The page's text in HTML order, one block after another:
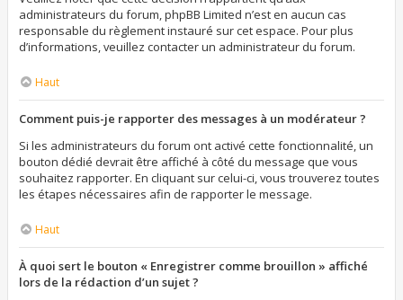
administrateurs du forum, phpBB Limited n’est en aucun cas
responsable du règlement instauré sur cet espace. Pour plus
d’informations, veuillez contacter un administrateur du forum.
Haut
Comment puis-je rapporter des messages à un modérateur ?
Si les administrateurs du forum ont activé cette fonctionnalité, un
bouton dédié devrait être affiché à côté du message que vous
souhaitez rapporter. En cliquant sur celui-ci, vous trouverez toutes
les étapes nécessaires afin de rapporter le message.
Haut
À quoi sert le bouton « Enregistrer comme brouillon » affiché
lors de la rédaction d’un sujet ?